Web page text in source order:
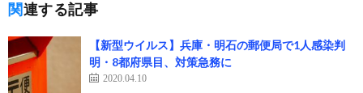
関連する記事
【新型ウイルス】兵庫・明石の郵便局で1人感染判
明・8都府県目、対策急務に
2020.04.10